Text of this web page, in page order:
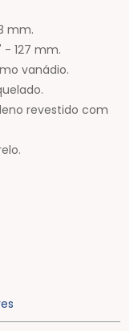
mm.
127 mm.
vanádio.
revestido com